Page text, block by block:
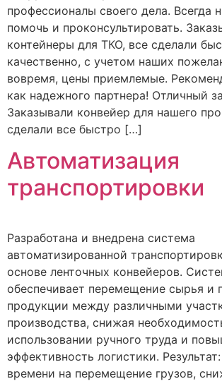
профессионалы своего дела. Всегда
помочь и проконсультировать.
контейнеры для ТКО, все сделали
качественно, с учетом наших
вовремя, цены приемлемые.
как надежного партнера! Отличный
Заказывали конвейер для нашего
сделали все быстро […]
Автоматизация
транспортировки
Разработана и внедрена система
автоматизированной
основе ленточных конвейеров.
обеспечивает перемещение сырья и
продукции между различными
производства, снижая
использовании ручного труда и
эффективность логистики.
времени на перемещение грузов,